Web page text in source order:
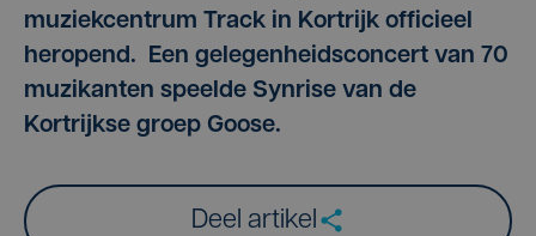
muziekcentrum Track in Kortrijk officieel
heropend. Een gelegenheidsconcert van 70
muzikanten speelde Synrise van de
Kortrijkse groep Goose.
Deel artikel